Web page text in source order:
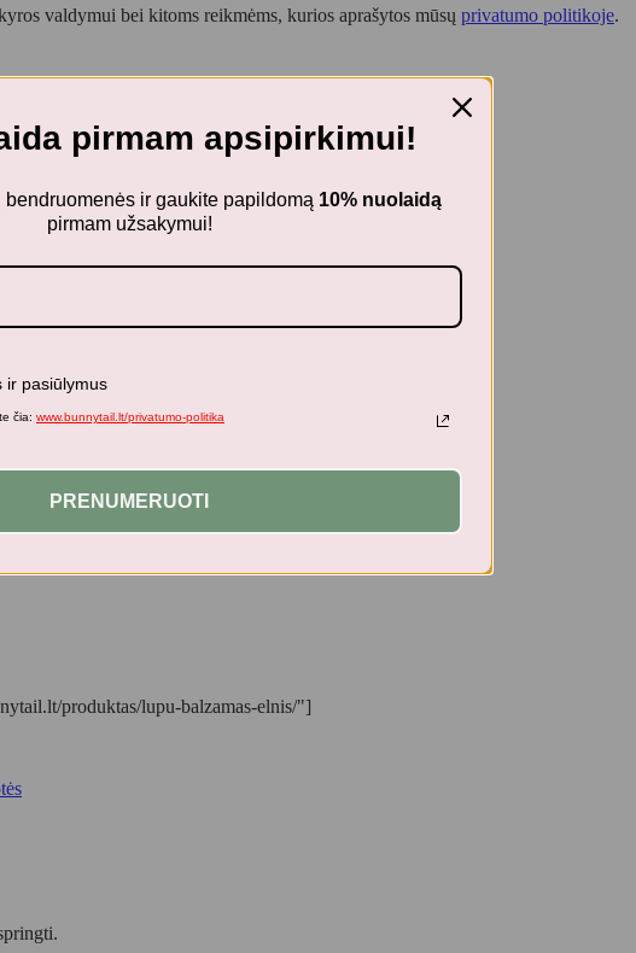
valdymui bei kitoms reikmėms, kurios aprašytos mūsų privatumo politikoje.
produktas/lupu-balzamas-elnis/"]
pirmam apsipirkimui!
ir gaukite papildomą 10% nuolaidą
pirmam užsakymui!
ir pasiūlymus
čia: www.bunnytail.lt/privatumo-politika
PRENUMERUOTI